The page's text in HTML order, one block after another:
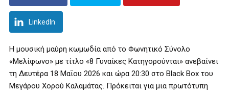
LinkedIn
Η μουσική μαύρη κωμωδία από το Φωνητικό Σύνολο
«Μελίφωνο» με τίτλο «8 Γυναίκες Κατηγορούνται» ανεβαίνει
τη Δευτέρα 18 Μαΐου 2026 και ώρα 20:30 στο Black Box του
Μεγάρου Χορού Καλαμάτας. Πρόκειται για μια πρωτότυπη